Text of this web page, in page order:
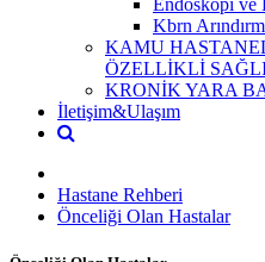
Kbrn
KAMU
ÖZELLİKLİ
KRONİK YARA
İletişim&Ulaşım
Hastane Rehberi
Önceliği Olan Hastalar